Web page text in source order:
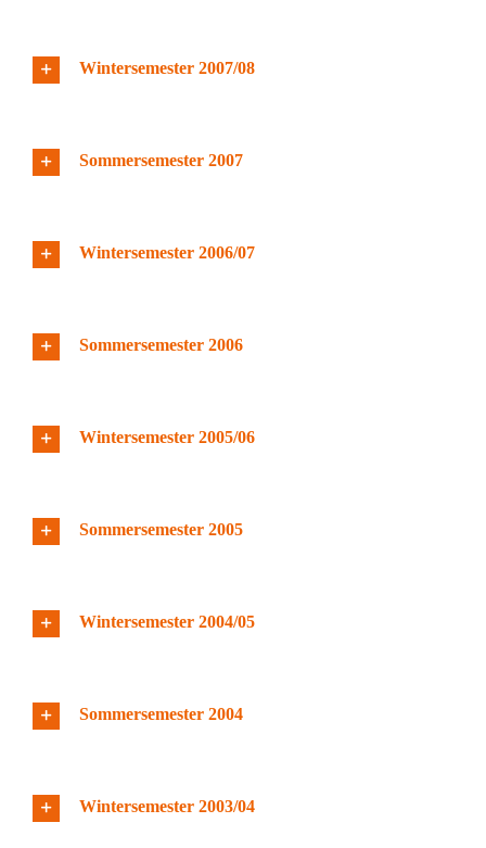
Wintersemester 2007/08
Sommersemester 2007
Wintersemester 2006/07
Sommersemester 2006
Wintersemester 2005/06
Sommersemester 2005
Wintersemester 2004/05
Sommersemester 2004
Wintersemester 2003/04